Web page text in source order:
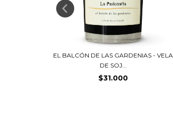
EL BALCÓN DE LAS GARDENIAS - VELA
DE SOJ...
$31.000